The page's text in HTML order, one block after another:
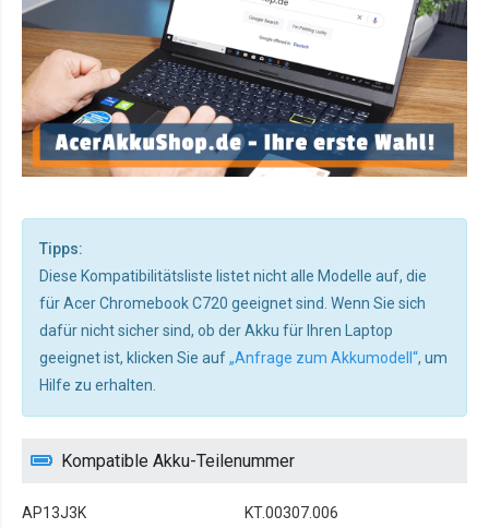
Tipps:
Diese Kompatibilitätsliste listet nicht alle Modelle auf, die
für Acer Chromebook C720 geeignet sind. Wenn Sie sich
dafür nicht sicher sind, ob der Akku für Ihren Laptop
geeignet ist, klicken Sie auf„Anfrage zum Akkumodell“, um
Hilfe zu erhalten.
Kompatible Akku-Teilenummer
AP13J3K KT.00307.006